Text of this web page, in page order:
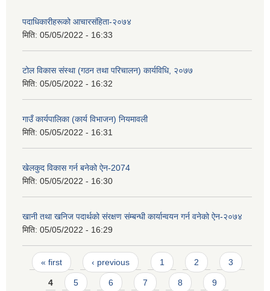
पदाधिकारीहरूको आचारसंहिता-२०७४
मिति: 05/05/2022 - 16:33
टोल विकास संस्था (गठन तथा परिचालन) कार्यविधि, २०७७
मिति: 05/05/2022 - 16:32
गाउँ कार्यपालिका (कार्य विभाजन) नियमावली
मिति: 05/05/2022 - 16:31
खेलकुद विकास गर्न बनेको ऐन-2074
मिति: 05/05/2022 - 16:30
खानी तथा खनिज पदार्थको संरक्षण संम्बन्धी कार्यान्वयन गर्न वनेको ऐन-२०७४
मिति: 05/05/2022 - 16:29
Pages
« first ‹ previous 1 2 3
4 5 6 7 8 9